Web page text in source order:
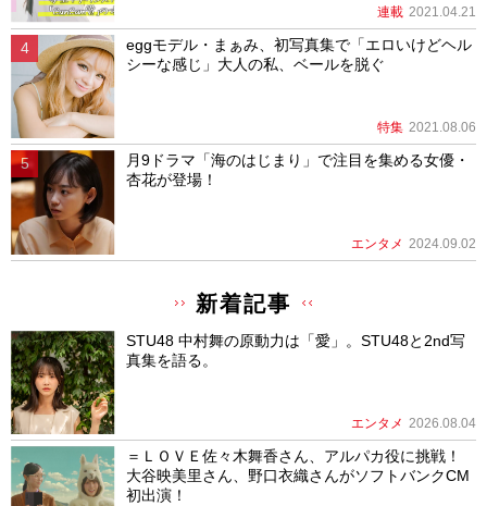
連載 2021.04.21
eggモデル・まぁみ、初写真集で「エロいけどヘル
シーな感じ」大人の私、ベールを脱ぐ
特集 2021.08.06
月9ドラマ「海のはじまり」で注目を集める女優・
杏花が登場！
エンタメ 2024.09.02
新着記事
STU48 中村舞の原動力は「愛」。STU48と2nd写
真集を語る。
エンタメ 2026.08.04
＝ＬＯＶＥ佐々木舞香さん、アルパカ役に挑戦！
大谷映美里さん、野口衣織さんがソフトバンクCM
初出演！